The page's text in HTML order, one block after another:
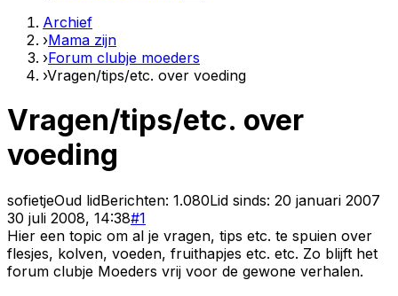
Archief
›Mama zijn
›Forum clubje moeders
›Vragen/tips/etc. over voeding
Vragen/tips/etc. over
voeding
sofietjeOud lidBerichten: 1.080Lid sinds: 20 januari 2007
30 juli 2008, 14:38#1
Hier een topic om al je vragen, tips etc. te spuien over
flesjes, kolven, voeden, fruithapjes etc. etc. Zo blijft het
forum clubje Moeders vrij voor de gewone verhalen.